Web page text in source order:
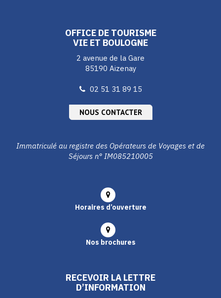
OFFICE DE TOURISME
VIE ET BOULOGNE
2 avenue de la Gare
85190 Aizenay
02 51 31 89 15
NOUS CONTACTER
Immatriculé au registre des Opérateurs de Voyages et de
Séjours n° IM085210005
Horaires d’ouverture
Nos brochures
RECEVOIR LA LETTRE
D’INFORMATION